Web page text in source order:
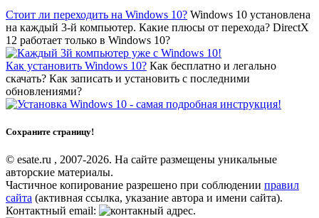
Стоит ли переходить на Windows 10? Windows 10 установлена
на каждый 3-й компьютер. Какие плюсы от перехода? DirectX
12 работает только в Windows 10?
Как установить Windows 10? Как бесплатно и легально
скачать? Как записать и установить с последними
обновлениями?
Сохраните страницу!
© esate.ru , 2007-2026. На сайте размещены уникальные
авторские материалы.
Частичное копирование разрешено при соблюдении правил
сайта (активная ссылка, указание автора и имени сайта).
Контактный email:
.